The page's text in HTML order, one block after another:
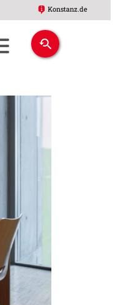
Konstanz.de